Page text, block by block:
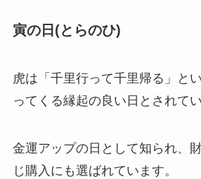
寅の日(とらのひ)
虎は「千里行って千里帰る」と
ってくる縁起の良い日とされてい
金運アップの日として知られ、
じ購入にも選ばれています。